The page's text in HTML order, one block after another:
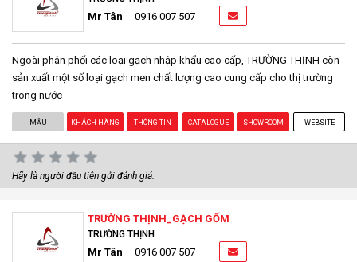
Mr Tân 0916 007 507
Ngoài phân phối các loại gạch nhập khẩu cao cấp, TRƯỜNG THỊNH còn
sản xuất một số loại gạch men chất lượng cao cung cấp cho thị trường
trong nước
MẪU KHÁCH HÀNG THÔNG TIN CATALOGUE SHOWROOM WEBSITE
Hãy là người đầu tiên gửi đánh giá.
TRƯỜNG THỊNH_GẠCH GỐM
TRƯỜNG THỊNH
Mr Tân 0916 007 507